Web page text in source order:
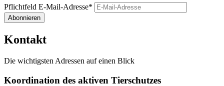
Pflichtfeld E-Mail-Adresse*
Abonnieren
Kontakt
Die wichtigsten Adressen auf einen Blick
Koordination des aktiven Tierschutzes